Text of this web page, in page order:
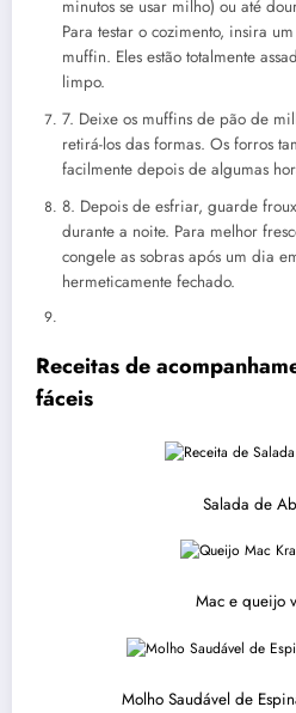
minutos se usar milho) ou até
Para testar o cozimento, insira
muffin. Eles estão totalmente
limpo.
7. Deixe os muffins de pão de
retirá-los das formas. Os forros
facilmente depois de algumas
8. Depois de esfriar, guarde
durante a noite. Para melhor
congele as sobras após um dia
hermeticamente fechado.
Receitas de
fáceis
Salada de
Mac e queijo
Molho Saudável de